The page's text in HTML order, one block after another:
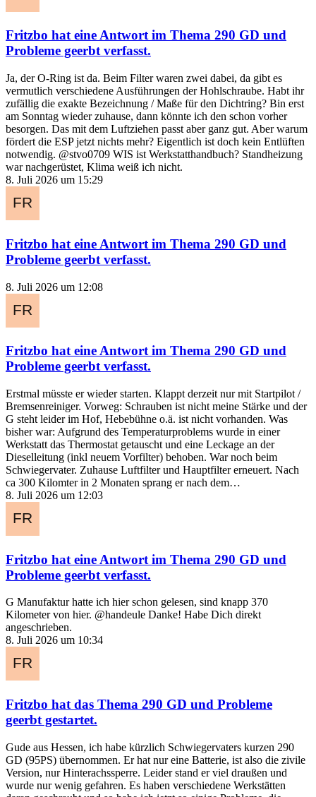
Fritzbo hat eine Antwort im Thema 290 GD und
Probleme geerbtverfasst.
Ja, der O-Ring ist da. Beim Filter waren zwei dabei, da gibt es
vermutlich verschiedene Ausführungen der Hohlschraube. Habt ihr
zufällig die exakte Bezeichnung / Maße für den Dichtring? Bin erst
am Sonntag wieder zuhause, dann könnte ich den schon vorher
besorgen. Das mit dem Luftziehen passt aber ganz gut. Aber warum
fördert die ESP jetzt nichts mehr? Eigentlich ist doch kein Entlüften
notwendig. @stvo0709 WIS ist Werkstatthandbuch? Standheizung
war nachgerüstet, Klima weiß ich nicht.
8. Juli 2026 um 15:29
Fritzbo hat eine Antwort im Thema 290 GD und
Probleme geerbt verfasst.
8. Juli 2026 um 12:08
Fritzbo hat eine Antwort im Thema 290 GD und
Probleme geerbtverfasst.
Erstmal müsste er wieder starten. Klappt derzeit nur mit Startpilot /
Bremsenreiniger. Vorweg: Schrauben ist nicht meine Stärke und der
G steht leider im Hof, Hebebühne o.ä. ist nicht vorhanden. Was
bisher war: Aufgrund des Temperaturproblems wurde in einer
Werkstatt das Thermostat getauscht und eine Leckage an der
Dieselleitung (inkl neuem Vorfilter) behoben. War noch beim
Schwiegervater. Zuhause Luftfilter und Hauptfilter erneuert. Nach
ca 300 Kilomter in 2 Monaten sprang er nach dem…
8. Juli 2026 um 12:03
Fritzbo hat eine Antwort im Thema 290 GD und
Probleme geerbt verfasst.
G Manufaktur hatte ich hier schon gelesen, sind knapp 370
Kilometer von hier. @handeule Danke! Habe Dich direkt
angeschrieben.
8. Juli 2026 um 10:34
Fritzbo hat das Thema 290 GD und Probleme
geerbt gestartet.
Gude aus Hessen, ich habe kürzlich Schwiegervaters kurzen 290
GD (95PS) übernommen. Er hat nur eine Batterie, ist also die zivile
Version, nur Hinterachssperre. Leider stand er viel draußen und
wurde nur wenig gefahren. Es haben verschiedene Werkstätten